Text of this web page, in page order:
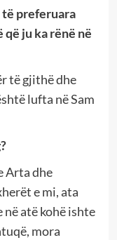
preferuara
ju ka rënë në
të gjithë dhe
lufta në Sam
Arta dhe
e mi, ata
atë kohë ishte
mora